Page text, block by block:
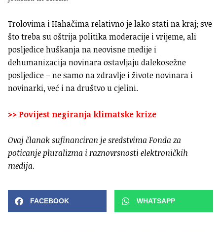
Trolovima i Hahačima relativno je lako stati na kraj; sve
što treba su oštrija politika moderacije i vrijeme, ali
posljedice huškanja na neovisne medije i
dehumanizacija novinara ostavljaju dalekosežne
posljedice – ne samo na zdravlje i živote novinara i
novinarki, već i na društvo u cjelini.
>> Povijest negiranja klimatske krize
Ovaj članak sufinanciran je sredstvima Fonda za
poticanje pluralizma i raznovrsnosti elektroničkih
medija.
FACEBOOK WHATSAPP